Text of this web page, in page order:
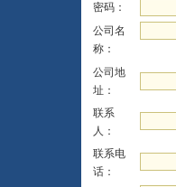
密码：
公司名
称：
公司地
址：
联系
人：
联系电
话：